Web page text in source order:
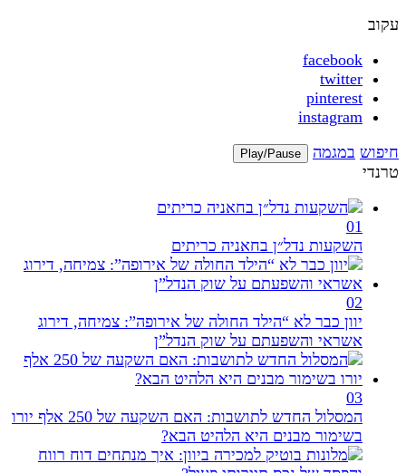
עקוב
facebook
twitter
pinterest
instagram
חיפוש במגמה Play/Pause
טרנדי
01
השקעות נדל״ן בחאניה כריתים
02
יוון כבר לא “הילד החולה של אירופה”: צמיחה, דירוג
אשראי והשפעתם על שוק הנדל”ן
03
המסלול החדש לתושבות: האם השקעה של 250 אלף יורו
בשימור מבנים היא הלהיט הבא?